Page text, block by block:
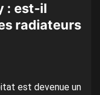
: est-il
radiateurs
est devenue un